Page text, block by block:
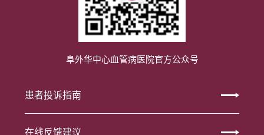
阜外华中心血管病医院官方公众号
患者投诉指南
在线反馈建议